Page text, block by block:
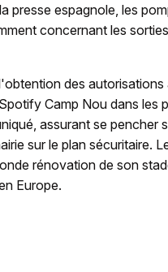
presse espagnole, les
concernant les
des autorisations
Camp Nou dans les
assurant se pencher
sur le plan sécuritaire.
rénovation de son
Europe.